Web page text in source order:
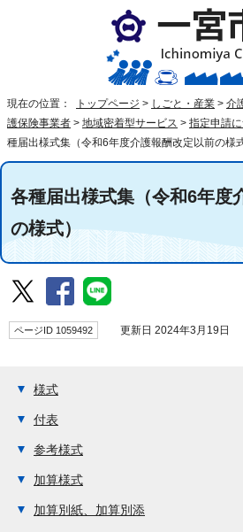
現在の位置： トップページ > しごと・産業 > 介
護保険事業者 > 地域密着型サービス > 指定申請
種届出様式集（令和6年度介護報酬改定以前の様式
各種届出様式集（令和6年度
の様式）
ページID 1059492 更新日 2024年3月19日
様式
付表
参考様式
加算様式
加算別紙、加算別添